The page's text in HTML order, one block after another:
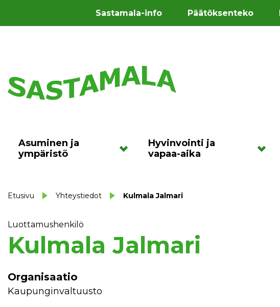
Sastamala-info Päätöksenteko
Asuminen ja
ympäristö
Hyvinvointi ja
vapaa-aika
Etusivu Yhteystiedot Kulmala Jalmari
Luottamushenkilö
Kulmala Jalmari
Organisaatio
Kaupunginvaltuusto